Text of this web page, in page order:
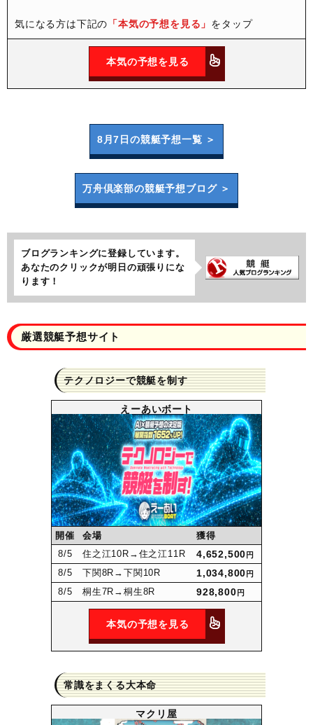
気になる方は下記の 「本気の予想を見る」 をタップ
本気の予想を見る
8月7日の競艇予想一覧 ＞
万舟倶楽部の競艇予想ブログ ＞
ブログランキングに登録しています。
あなたのクリックが明日の頑張りにな
ります！
厳選競艇予想サイト
テクノロジーで競艇を制す
えーあいボート
開催 会場
獲得
8/5 住之江10R →住之江11R 4,652,500 円
8/5 下関8R →下関10R 1,034,800 円
8/5 桐生7R →桐生8R 928,800 円
本気の予想を見る
常識をまくる大本命
マクリ屋